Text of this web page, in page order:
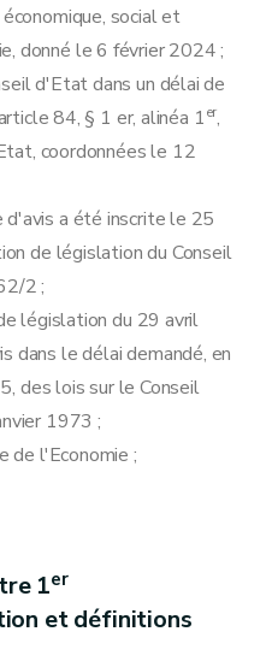
social et
donné le 6 février 2024 ;
d'Etat dans un délai de
84, § 1 er, alinéa 1er,
coordonnées le 12
d'avis a été inscrite le 25
de législation du Conseil
2 ;
législation du 29 avril
dans le délai demandé, en
des lois sur le Conseil
1973 ;
de l'Economie ;
1er
et définitions